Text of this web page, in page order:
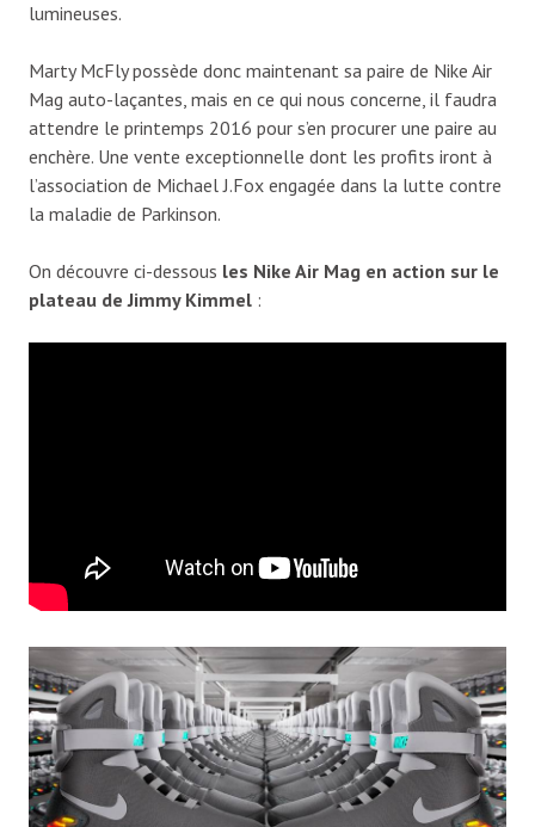
lumineuses.
Marty McFly possède donc maintenant sa paire de Nike Air
Mag auto-laçantes, mais en ce qui nous concerne, il faudra
attendre le printemps 2016 pour s’en procurer une paire au
enchère. Une vente exceptionnelle dont les profits iront à
l’association de Michael J.Fox engagée dans la lutte contre
la maladie de Parkinson.
On découvre ci-dessous les Nike Air Mag en action sur le
plateau de Jimmy Kimmel :